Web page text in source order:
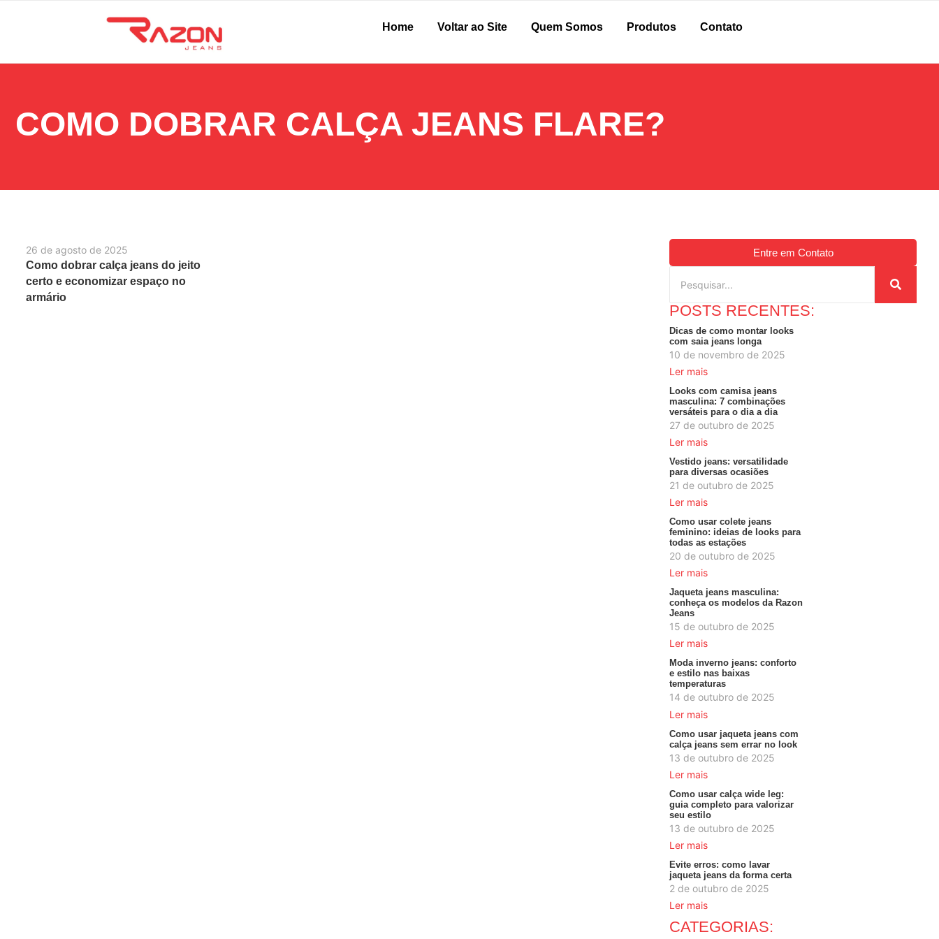
Home Voltar ao Site Quem Somos Produtos Contato
COMO DOBRAR CALÇA JEANS FLARE?
26 de agosto de 2025
Como dobrar calça jeans do jeito
certo e economizar espaço no
armário
Entre em Contato
POSTS RECENTES:
Dicas de como montar looks
com saia jeans longa
10 de novembro de 2025
Ler mais
Looks com camisa jeans
masculina: 7 combinações
versáteis para o dia a dia
27 de outubro de 2025
Ler mais
Vestido jeans: versatilidade
para diversas ocasiões
21 de outubro de 2025
Ler mais
Como usar colete jeans
feminino: ideias de looks para
todas as estações
20 de outubro de 2025
Ler mais
Jaqueta jeans masculina:
conheça os modelos da Razon
Jeans
15 de outubro de 2025
Ler mais
Moda inverno jeans: conforto
e estilo nas baixas
temperaturas
14 de outubro de 2025
Ler mais
Como usar jaqueta jeans com
calça jeans sem errar no look
13 de outubro de 2025
Ler mais
Como usar calça wide leg:
guia completo para valorizar
seu estilo
13 de outubro de 2025
Ler mais
Evite erros: como lavar
jaqueta jeans da forma certa
2 de outubro de 2025
Ler mais
CATEGORIAS: